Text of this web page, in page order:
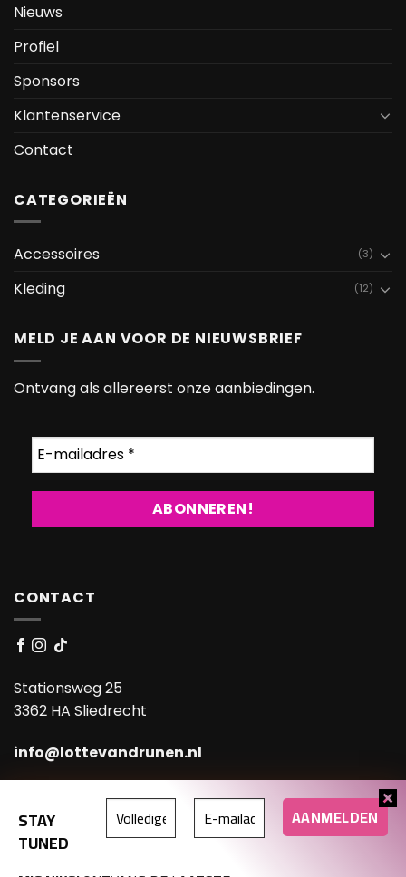
STAY
TUNED
Nieuws
Profiel
Sponsors
Klantenservice
Contact
CATEGORIEËN
Accessoires (3)
Kleding (12)
MELD JE AAN VOOR DE NIEUWSBRIEF
Ontvang als allereerst onze aanbiedingen.
CONTACT
Stationsweg 25
3362 HA Sliedrecht
info@lottevandrunen.nl
KvK 88772071
BTW nr. NL004647391B51